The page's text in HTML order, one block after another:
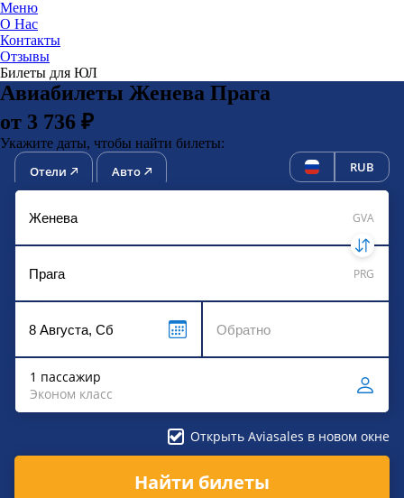
Меню
О Нас
Контакты
Отзывы
Билеты для ЮЛ
Авиабилеты Женева Прага
от 3 736 ₽
Укажите даты, чтобы найти билеты:
Отели Авто RUB
GVA
PRG
1 пассажир
Эконом класс
Открыть Aviasales в новом окне
Найти билеты